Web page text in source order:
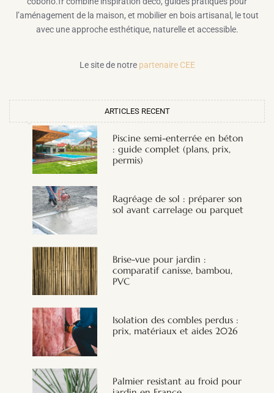
l’aménagement de la maison, et mobilier en bois artisanal, le tout
avec une approche esthétique, naturelle et accessible.
Le site de notre partenaire CEE
ARTICLES RECENT
Piscine semi-enterrée en béton
: guide complet (plans, prix,
permis)
Ragréage de sol : préparer son
sol avant carrelage ou parquet
Brise-vue pour jardin :
comparatif canisse, bambou,
PVC
Isolation des combles perdus :
prix, matériaux et aides 2026
Palmier resistant au froid pour